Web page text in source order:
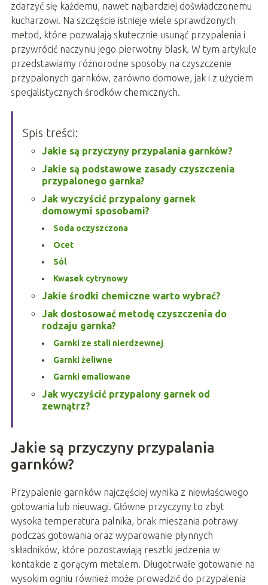
zdarzyć się każdemu, nawet najbardziej doświadczonemu
kucharzowi. Na szczęście istnieje wiele sprawdzonych
metod, które pozwalają skutecznie usunąć przypalenia i
przywrócić naczyniu jego pierwotny blask. W tym artykule
przedstawiamy różnorodne sposoby na czyszczenie
przypalonych garnków, zarówno domowe, jak i z użyciem
specjalistycznych środków chemicznych.
Spis treści:
Jakie są przyczyny przypalania garnków?
Jakie są podstawowe zasady czyszczenia
przypalonego garnka?
Jak wyczyścić przypalony garnek
domowymi sposobami?
Soda oczyszczona
Ocet
Sól
Kwasek cytrynowy
Jakie środki chemiczne warto wybrać?
Jak dostosować metodę czyszczenia do
rodzaju garnka?
Garnki ze stali nierdzewnej
Garnki żeliwne
Garnki emaliowane
Jak wyczyścić przypalony garnek od
zewnątrz?
Jakie są przyczyny przypalania
garnków?
Przypalenie garnków najczęściej wynika z niewłaściwego
gotowania lub nieuwagi. Główne przyczyny to zbyt
wysoka temperatura palnika, brak mieszania potrawy
podczas gotowania oraz wyparowanie płynnych
składników, które pozostawiają resztki jedzenia w
kontakcie z gorącym metalem. Długotrwałe gotowanie na
wysokim ogniu również może prowadzić do przypalenia